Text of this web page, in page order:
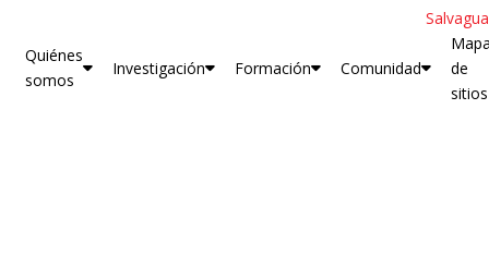
Quiénes
somos
Investigación Formación Comunidad
de
sitios